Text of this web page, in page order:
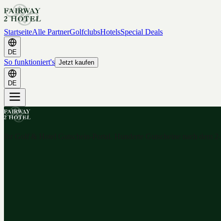
StartseiteAlle PartnerGolfclubsHotelsSpecial Deals
DE
So funktioniert's Jetzt kaufen
DE